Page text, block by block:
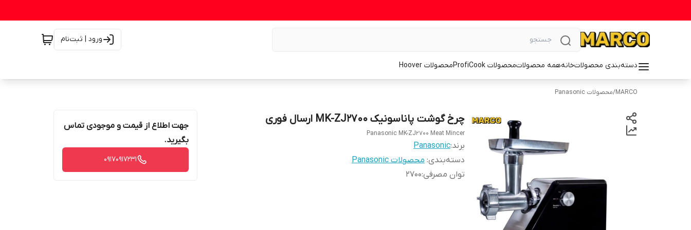
ورود | ثبت‌نام
دسته‌بندی محصولاتخانههمه محصولاتمحصولات ProfiCook محصولات Hoover
MARCO
/محصولات Panasonic
چرخ گوشت پاناسونیک MK-ZJ2700 ارسال فوری
Panasonic MK-ZJ2700 Meat Mincer
برند:Panasonic
دسته‌بندی: محصولات Panasonic
توان مصرفی:
2700
جهت اطلاع از قیمت و موجودی تماس
بگیرید.
۰۹۱۷۰۹۱۷۲۳۱